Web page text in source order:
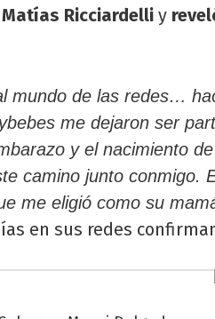
Matías Ricciardelli y
mundo de las redes…
me dejaron ser
y el nacimiento
camino junto conmigo.
me eligió como su
en sus redes